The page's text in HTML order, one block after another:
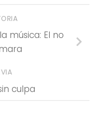
música: El no
culpa